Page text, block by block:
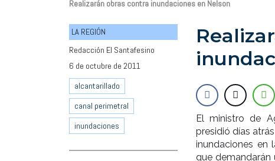
Realizarán obras contra inundaciones en Nelson
LA REGIÓN
Redacción El Santafesino
6 de octubre de 2011
alcantarillado
canal perimetral
inundaciones
El ministro de
presidió días
inundaciones en
que demandarán